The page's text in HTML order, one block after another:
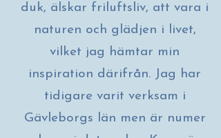
duk, älskar friluftsliv, att vara i
naturen och glädjen i livet,
vilket jag hämtar min
inspiration därifrån. Jag har
tidigare varit verksam i
Gävleborgs län men är numer